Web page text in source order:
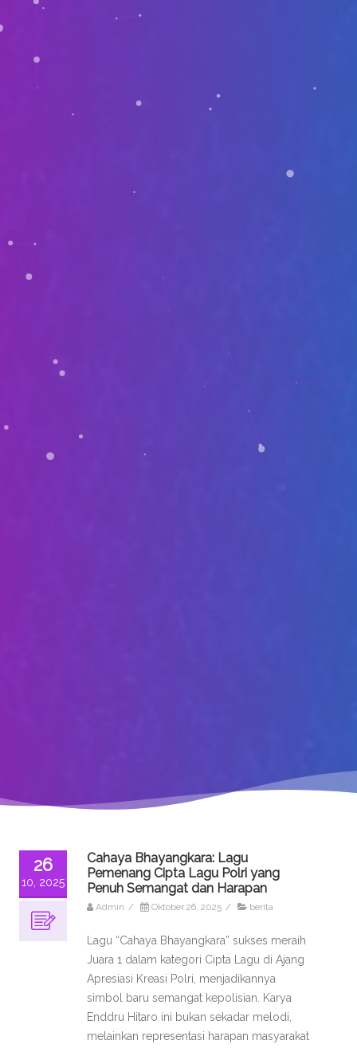
26
10, 2025
Cahaya Bhayangkara: Lagu
Pemenang Cipta Lagu Polri yang
Penuh Semangat dan Harapan
Admin / Oktober 26, 2025 / berita
Lagu “Cahaya Bhayangkara” sukses meraih
Juara 1 dalam kategori Cipta Lagu di Ajang
Apresiasi Kreasi Polri, menjadikannya
simbol baru semangat kepolisian. Karya
Enddru Hitaro ini bukan sekadar melodi,
melainkan representasi harapan masyarakat